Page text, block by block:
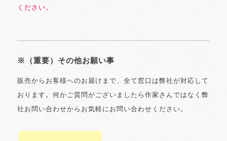
ください。
※（重要）その他お願い事
販売からお客様へのお届けまで、全て窓口は弊社が対応して
おります。何かご質問がございましたら作家さんではなく弊
社お問い合わせからお気軽にお問い合わせください。